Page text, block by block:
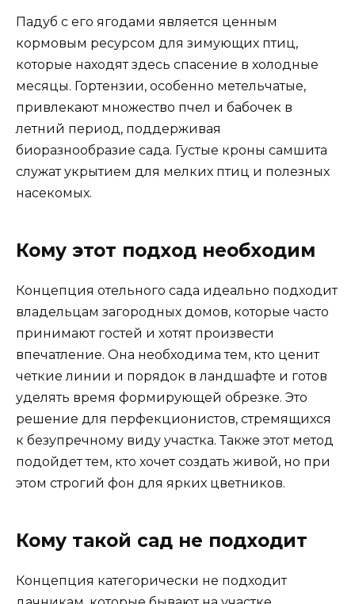
Падуб с его ягодами является ценным
кормовым ресурсом для зимующих птиц,
которые находят здесь спасение в холодные
месяцы. Гортензии, особенно метельчатые,
привлекают множество пчел и бабочек в
летний период, поддерживая
биоразнообразие сада. Густые кроны самшита
служат укрытием для мелких птиц и полезных
насекомых.
Кому этот подход необходим
Концепция отельного сада идеально подходит
владельцам загородных домов, которые часто
принимают гостей и хотят произвести
впечатление. Она необходима тем, кто ценит
четкие линии и порядок в ландшафте и готов
уделять время формирующей обрезке. Это
решение для перфекционистов, стремящихся
к безупречному виду участка. Также этот метод
подойдет тем, кто хочет создать живой, но при
этом строгий фон для ярких цветников.
Кому такой сад не подходит
Концепция категорически не подходит